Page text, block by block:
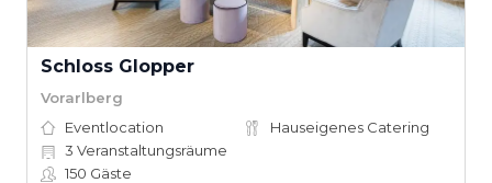
Schloss Glopper
Vorarlberg
Eventlocation
Hauseigenes Catering
3 Veranstaltungsräume
150 Gäste